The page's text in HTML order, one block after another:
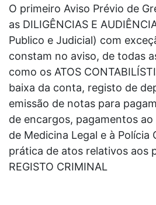
O primeiro Aviso Prévio de
as DILIGÊNCIAS E
Publico e Judicial) com
constam no aviso, de todas
como os ATOS
baixa da conta, registo de
emissão de notas para
de encargos, pagamentos
de Medicina Legal e à Polícia
prática de atos relativos aos
REGISTO CRIMINAL